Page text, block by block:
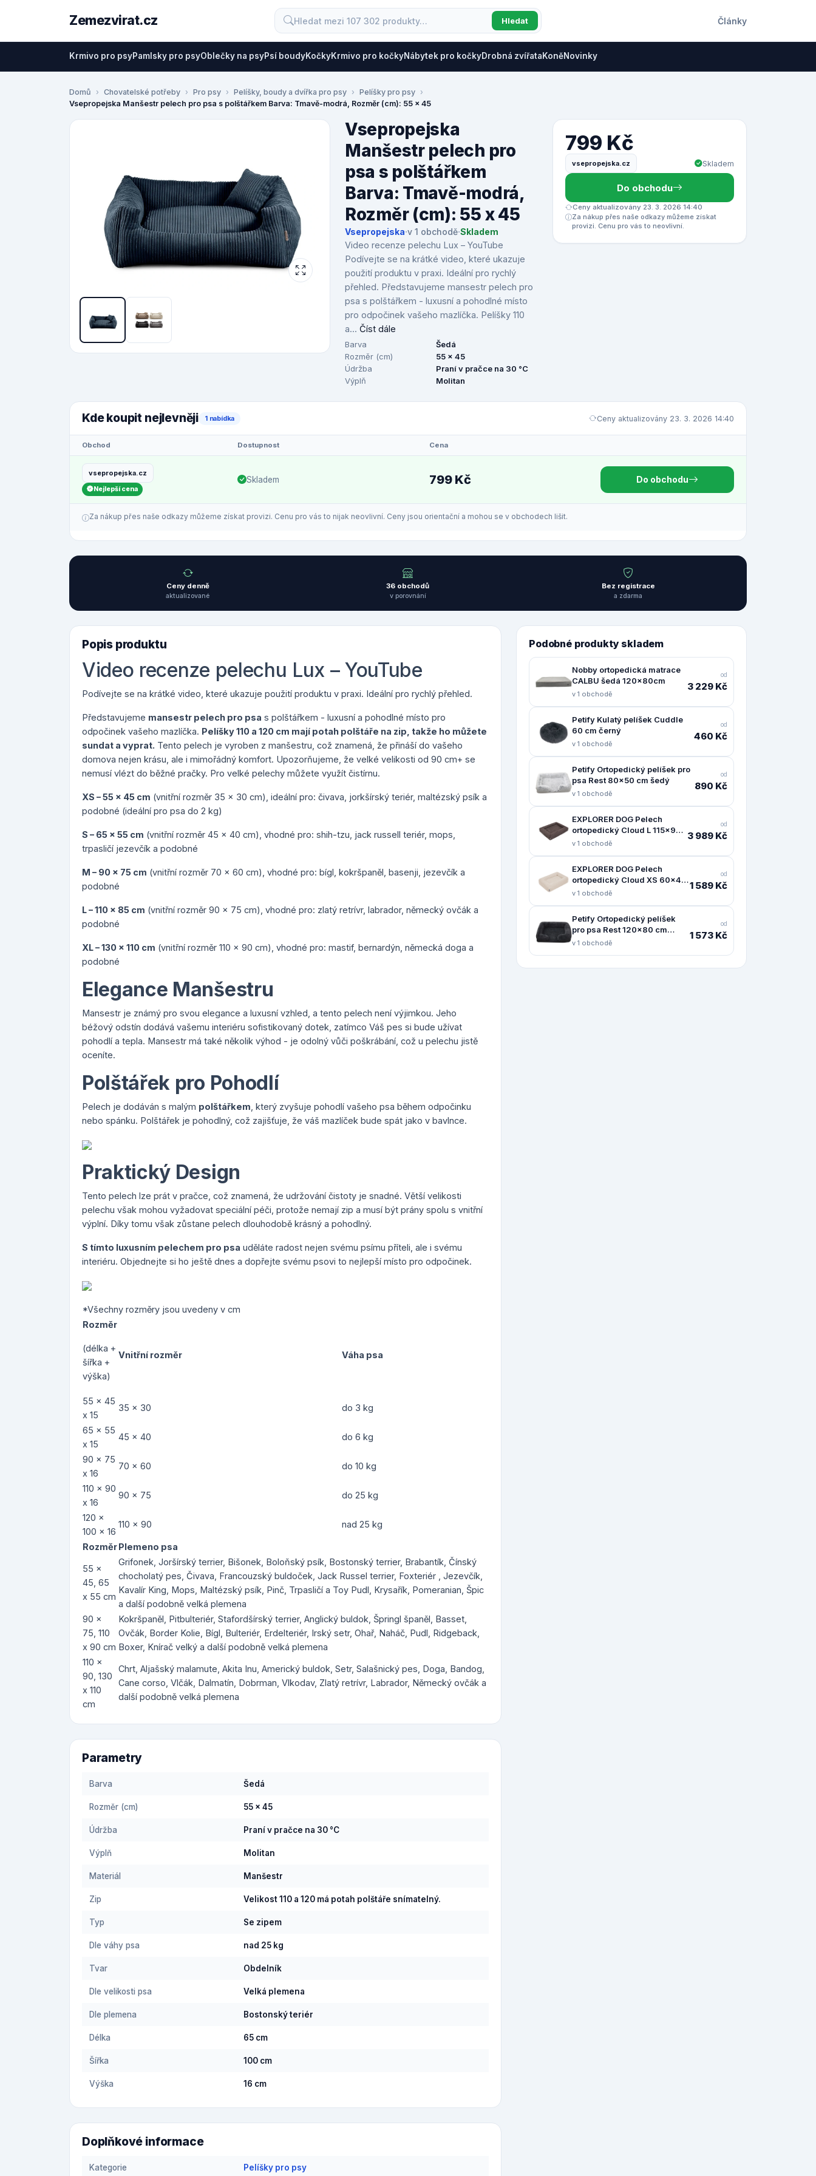
Zemezvirat.cz Hledat Články
Krmivo pro psyPamlsky pro psyOblečky na psyPsí boudyKočkyKrmivo pro kočkyNábytek pro kočkyDrobná zvířataKoněNovinky
Domů Chovatelské potřeby Pro psy Pelíšky, boudy a dvířka pro psy
Pelíšky pro psy
Vsepropejska Manšestr pelech pro psa s polštářkem Barva: Tmavě-modrá, Rozměr (cm): 55 x 45
Vsepropejska
Manšestr pelech pro
psa s polštářkem
Barva: Tmavě-modrá,
Rozměr (cm): 55 x 45
Vsepropejska·v 1 obchodě·Skladem
Video recenze pelechu Lux – YouTube
Podívejte se na krátké video, které ukazuje
použití produktu v praxi. Ideální pro rychlý
přehled. Představujeme mansestr pelech pro
psa s polštářkem - luxusní a pohodlné místo
pro odpočinek vašeho mazlíčka. Pelíšky 110
a... Číst dále
Barva
Šedá
Rozměr (cm)
55 x 45
Údržba
Praní v pračce na 30 °C
Výplň
Molitan
799 Kč
vsepropejska.cz Skladem
Do obchodu
Ceny aktualizovány 23. 3. 2026 14:40
Za nákup přes naše odkazy můžeme získat
provizi. Cenu pro vás to neovlivní.
Kde koupit nejlevněji 1 nabídka Ceny aktualizovány 23. 3. 2026 14:40
Obchod Dostupnost Cena
vsepropejska.cz
Nejlepší cena
Skladem 799 Kč Do obchodu
Za nákup přes naše odkazy můžeme získat provizi. Cenu pro vás to nijak neovlivní. Ceny jsou orientační a mohou se v obchodech lišit.
Ceny denně
aktualizované
36 obchodů
v porovnání
Bez registrace
a zdarma
Popis produktu
Video recenze pelechu Lux – YouTube
Podívejte se na krátké video, které ukazuje použití produktu v praxi. Ideální pro rychlý přehled.
Představujeme mansestr pelech pro psa s polštářkem - luxusní a pohodlné místo pro
odpočinek vašeho mazlíčka. Pelíšky 110 a 120 cm mají potah polštáře na zip, takže ho můžete
sundat a vyprat. Tento pelech je vyroben z manšestru, což znamená, že přináší do vašeho
domova nejen krásu, ale i mimořádný komfort. Upozorňujeme, že velké velikosti od 90 cm+ se
nemusí vlézt do běžné pračky. Pro velké pelechy můžete využít čistírnu.
XS – 55 x 45 cm (vnitřní rozměr 35 x 30 cm), ideální pro: čivava, jorkšírský teriér, maltézský psík a
podobné (ideální pro psa do 2 kg)
S – 65 x 55 cm (vnitřní rozměr 45 x 40 cm), vhodné pro: shih-tzu, jack russell teriér, mops,
trpasličí jezevčík a podobné
M – 90 x 75 cm (vnitřní rozměr 70 x 60 cm), vhodné pro: bígl, kokršpaněl, basenji, jezevčík a
podobné
L – 110 x 85 cm (vnitřní rozměr 90 x 75 cm), vhodné pro: zlatý retrívr, labrador, německý ovčák a
podobné
XL – 130 x 110 cm (vnitřní rozměr 110 x 90 cm), vhodné pro: mastif, bernardýn, německá doga a
podobné
Elegance Manšestru
Mansestr je známý pro svou elegance a luxusní vzhled, a tento pelech není výjimkou. Jeho
béžový odstín dodává vašemu interiéru sofistikovaný dotek, zatímco Váš pes si bude užívat
pohodlí a tepla. Mansestr má také několik výhod - je odolný vůči poškrábání, což u pelechu jistě
oceníte.
Polštářek pro Pohodlí
Pelech je dodáván s malým polštářkem , který zvyšuje pohodlí vašeho psa během odpočinku
nebo spánku. Polštářek je pohodlný, což zajišťuje, že váš mazlíček bude spát jako v bavlnce.
Praktický Design
Tento pelech lze prát v pračce, což znamená, že udržování čistoty je snadné. Větší velikosti
pelechu však mohou vyžadovat speciální péči, protože nemají zip a musí být prány spolu s vnitřní
výplní. Díky tomu však zůstane pelech dlouhodobě krásný a pohodlný.
S tímto luxusním pelechem pro psa uděláte radost nejen svému psímu příteli, ale i svému
interiéru. Objednejte si ho ještě dnes a dopřejte svému psovi to nejlepší místo pro odpočinek.
*Všechny rozměry jsou uvedeny v cm
Rozměr
(délka +
šířka +
výška)
Vnitřní rozměr Váha psa
55 x 45
x 15
35 x 30 do 3 kg
65 x 55
x 15
45 x 40 do 6 kg
90 x 75
x 16
70 x 60 do 10 kg
110 x 90
x 16
90 x 75 do 25 kg
120 x
100 x 16
110 x 90 nad 25 kg
RozměrPlemeno psa
55 x
45, 65
x 55 cm
Grifonek, Joršírský terrier, Bišonek, Boloňský psík, Bostonský terrier, Brabantík, Čínský
chocholatý pes, Čivava, Francouzský buldoček, Jack Russel terrier, Foxteriér , Jezevčík,
Kavalír King, Mops, Maltézský psík, Pinč, Trpasličí a Toy Pudl, Krysařík, Pomeranian, Špic
a další podobně velká plemena
90 x
75, 110
x 90 cm
Kokršpaněl, Pitbulteriér, Stafordšírský terrier, Anglický buldok, Špringl španěl, Basset,
Ovčák, Border Kolie, Bígl, Bulteriér, Erdelteriér, Irský setr, Ohař, Naháč, Pudl, Ridgeback,
Boxer, Knírač velký a další podobně velká plemena
110 x
90, 130
x 110
cm
Chrt, Aljašský malamute, Akita Inu, Americký buldok, Setr, Salašnický pes, Doga, Bandog,
Cane corso, Vlčák, Dalmatín, Dobrman, Vlkodav, Zlatý retrívr, Labrador, Německý ovčák a
další podobně velká plemena
Parametry
Barva Šedá
Rozměr (cm) 55 x 45
Údržba Praní v pračce na 30 °C
Výplň Molitan
Materiál Manšestr
Zip Velikost 110 a 120 má potah polštáře snímatelný.
Typ Se zipem
Dle váhy psa nad 25 kg
Tvar Obdelník
Dle velikosti psa Velká plemena
Dle plemena Bostonský teriér
Délka 65 cm
Šířka 100 cm
Výška 16 cm
Doplňkové informace
Kategorie Pelíšky pro psy
Podobné produkty skladem
Nobby ortopedická matrace
CALBU šedá 120x80cm
v 1 obchodě
od
3 229 Kč
Petify Kulatý pelíšek Cuddle
60 cm černý
v 1 obchodě
od
460 Kč
Petify Ortopedický pelíšek pro
psa Rest 80x50 cm šedý
v 1 obchodě
od
890 Kč
EXPLORER DOG Pelech
ortopedický Cloud L 115x90
Mocha Brown
v 1 obchodě
od
3 989 Kč
EXPLORER DOG Pelech
ortopedický Cloud XS 60x40
Vanilla Beige
v 1 obchodě
od
1 589 Kč
Petify Ortopedický pelíšek
pro psa Rest 120x80 cm
černý
v 1 obchodě
od
1 573 Kč